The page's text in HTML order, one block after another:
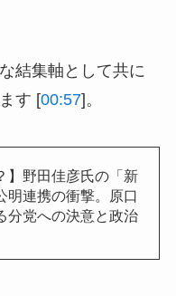
結集軸として共に
す [00:57]。
】野田佳彦氏の「新
明連携の衝撃。原口
分党への決意と政治